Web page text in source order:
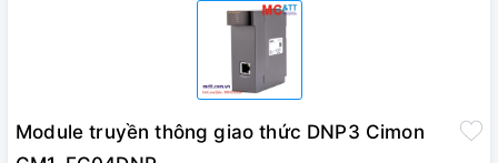
Module truyền thông giao thức DNP3 Cimon